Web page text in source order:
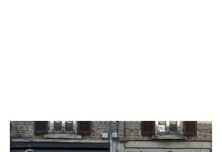
CENTURY 21 Agence du Mont d'Or